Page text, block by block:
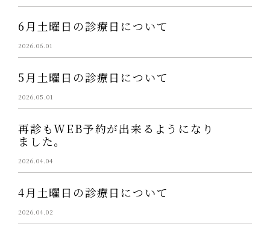
6月土曜日の診療日について
2026.06.01
5月土曜日の診療日について
2026.05.01
再診もWEB予約が出来るようになり
ました。
2026.04.04
4月土曜日の診療日について
2026.04.02